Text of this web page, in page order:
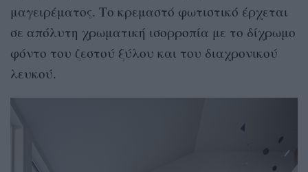
μαγειρέματος. Το κρεμαστό φωτιστικό έρχεται
σε απόλυτη χρωματική ισορροπία με το δίχρωμο
φόντο του ζεστού ξύλου και του διαχρονικού
λευκού.